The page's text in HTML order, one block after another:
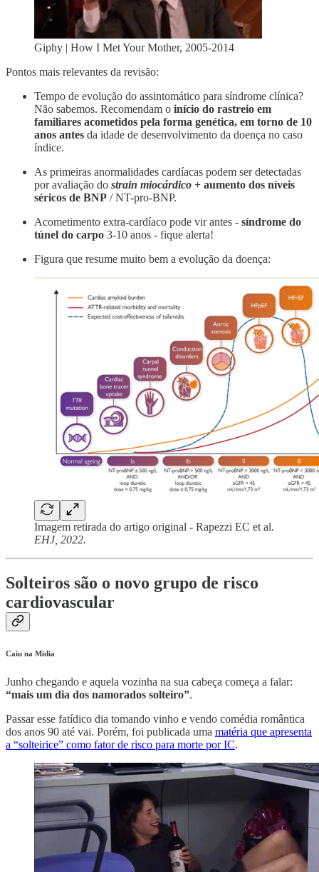
Giphy | How I Met Your Mother, 2005-2014
Pontos mais relevantes da revisão:
Tempo de evolução do assintomático para síndrome clínica?
Não sabemos. Recomendam o início do rastreio em
familiares acometidos pela forma genética, em torno de 10
anos antes da idade de desenvolvimento da doença no caso
índice.
As primeiras anormalidades cardíacas podem ser detectadas
por avaliação do strain miocárdico + aumento dos níveis
séricos de BNP / NT-pro-BNP.
Acometimento extra-cardíaco pode vir antes - síndrome do
túnel do carpo 3-10 anos - fique alerta!
Figura que resume muito bem a evolução da doença:
Imagem retirada do artigo original - Rapezzi EC et al.
EHJ, 2022.
Solteiros são o novo grupo de risco
cardiovascular
Caiu na Mídia
Junho chegando e aquela vozinha na sua cabeça começa a falar:
“mais um dia dos namorados solteiro”.
Passar esse fatídico dia tomando vinho e vendo comédia romântica
dos anos 90 até vai. Porém, foi publicada uma matéria que apresenta
a “solteirice” como fator de risco para morte por IC.